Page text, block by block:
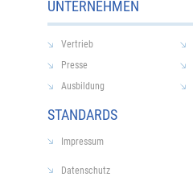
UNTERNEHMEN
Vertrieb
Presse
Ausbildung
STANDARDS
Impressum
Datenschutz